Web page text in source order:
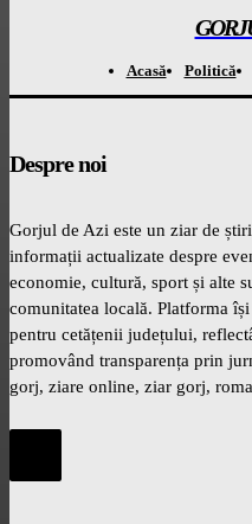
Acasă Politică
Despre noi
Gorjul de Azi este un ziar de
informații actualizate despre
economie, cultură, sport și alte
comunitatea locală. Platforma
pentru cetățenii județului,
promovând transparența prin
gorj, ziare online, ziar gorj,